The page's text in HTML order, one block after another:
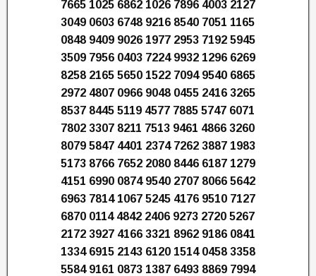
7665 1025 6862 1026 7896 4003 2127
3049 0603 6748 9216 8540 7051 1165
0848 9409 9026 1977 2953 7192 5945
3509 7956 0403 7224 9932 1296 6269
8258 2165 5650 1522 7094 9540 6865
2972 4807 0966 9048 0455 2416 3265
8537 8445 5119 4577 7885 5747 6071
7802 3307 8211 7513 9461 4866 3260
8079 5847 4401 2374 7262 3887 1983
5173 8766 7652 2080 8446 6187 1279
4151 6990 0874 9540 2707 8066 5642
6963 7814 1067 5245 4176 9510 7127
6870 0114 4842 2406 9273 2720 5267
2172 3927 4166 3321 8962 9186 0841
1334 6915 2143 6120 1514 0458 3358
5584 9161 0873 1387 6493 8869 7994